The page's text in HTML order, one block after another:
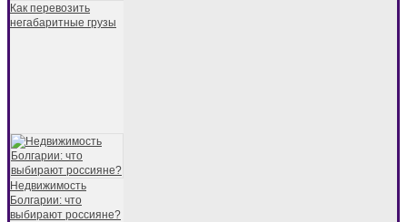
Как перевозить
негабаритные грузы
Недвижимость
Болгарии: что
выбирают россияне?